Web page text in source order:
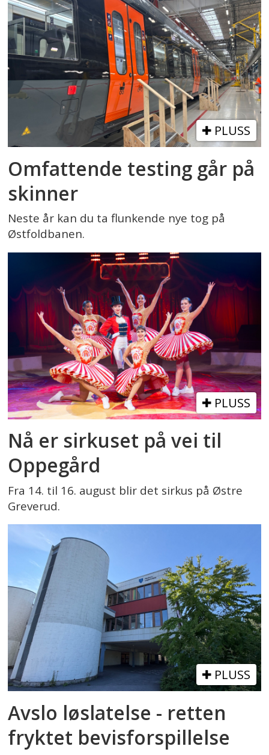
PLUSS
Omfattende testing går på
skinner
Neste år kan du ta flunkende nye tog på
Østfoldbanen.
PLUSS
Nå er sirkuset på vei til
Oppegård
Fra 14. til 16. august blir det sirkus på Østre
Greverud.
PLUSS
Avslo løslatelse - retten
fryktet bevisforspillelse